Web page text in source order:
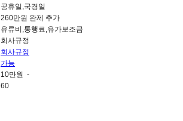
공휴일,국경일
260만원 완제 추가
유류비,통행료,유가보조금
회사규정
회사규정
가능
10만원 -
60